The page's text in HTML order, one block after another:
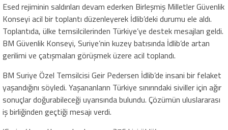
Esed rejiminin saldırıları devam ederken Birleşmiş Milletler Güvenlik
Konseyi acil bir toplantı düzenleyerek İdlib’deki durumu ele aldı.
Toplantıda, ülke temsilcilerinden Türkiye’ye destek mesajları geldi.
BM Güvenlik Konseyi, Suriye’nin kuzey batısında İdlib’de artan
gerilimi ve çatışmaları görüşmek üzere acil toplandı.
BM Suriye Özel Temsilcisi Geir Pedersen İdlib’de insani bir felaket
yaşandığını söyledi. Yaşananların Türkiye sınırındaki siviller için ağır
sonuçlar doğurabileceği uyarısında bulundu. Çözümün uluslararası
iş birliğinden geçtiği mesajı verdi.